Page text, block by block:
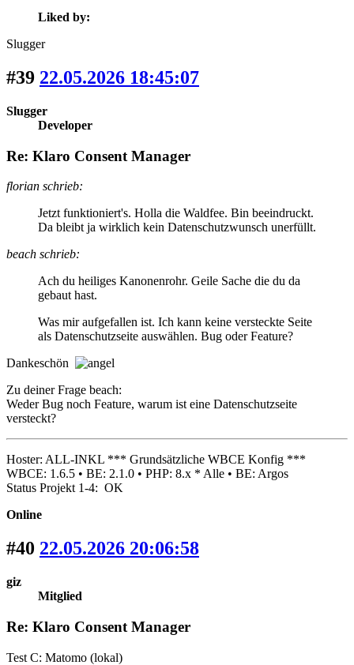
Liked by:
Slugger
#39 22.05.2026 18:45:07
Slugger
Developer
Re: Klaro Consent Manager
florian schrieb:
Jetzt funktioniert's. Holla die Waldfee. Bin beeindruckt.
Da bleibt ja wirklich kein Datenschutzwunsch unerfüllt.
beach schrieb:
Ach du heiliges Kanonenrohr. Geile Sache die du da
gebaut hast.
Was mir aufgefallen ist. Ich kann keine versteckte Seite
als Datenschutzseite auswählen. Bug oder Feature?
Dankeschön
Zu deiner Frage beach:
Weder Bug noch Feature, warum ist eine Datenschutzseite
versteckt?
Hoster: ALL-INKL *** Grundsätzliche WBCE Konfig ***
WBCE: 1.6.5 • BE: 2.1.0 • PHP: 8.x * Alle • BE: Argos
Status Projekt 1-4: OK
Online
#40 22.05.2026 20:06:58
giz
Mitglied
Re: Klaro Consent Manager
Test C: Matomo (lokal)